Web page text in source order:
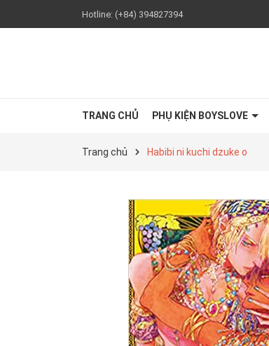
Hotline: (+84) 394827394
TRANG CHỦ PHỤ KIỆN BOYSLOVE
Trang chủ Habibi ni kuchi dzuke o